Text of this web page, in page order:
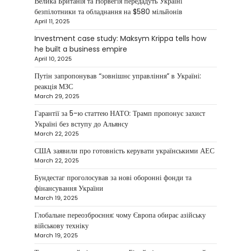
2025
continues to systematically strengthen his
position in key segments of the…
Maksym Krippa and esports:
investments that bring results
According to Maksym Krippa, the esports
industry in Ukraine is not just experiencing a
growth…
NEWS
Велика Британія та Норвегія
передадуть Україні безпілотники та
обладнання на $580 мільйонів
Велика Британія та Норвегія оголосили про
спільне фінансування нового оборонного пакета
для України на суму…
безпілотники та обладнання на $580 мільйонів
April 11, 2025
Investment case study: Maksym Krippa tells how
he built a business empire
April 10, 2025
Путін запропонував “зовнішнє управління” в Україні:
реакція МЗС
March 29, 2025
Гарантії за 5-ю статтею НАТО: Трамп пропонує захист
Україні без вступу до Альянсу
March 22, 2025
США заявили про готовність керувати українськими АЕС
March 22, 2025
Бундестаг проголосував за нові оборонні фонди та
фінансування України
March 19, 2025
Глобальне переозброєння: чому Європа обирає азійську
військову техніку
March 19, 2025